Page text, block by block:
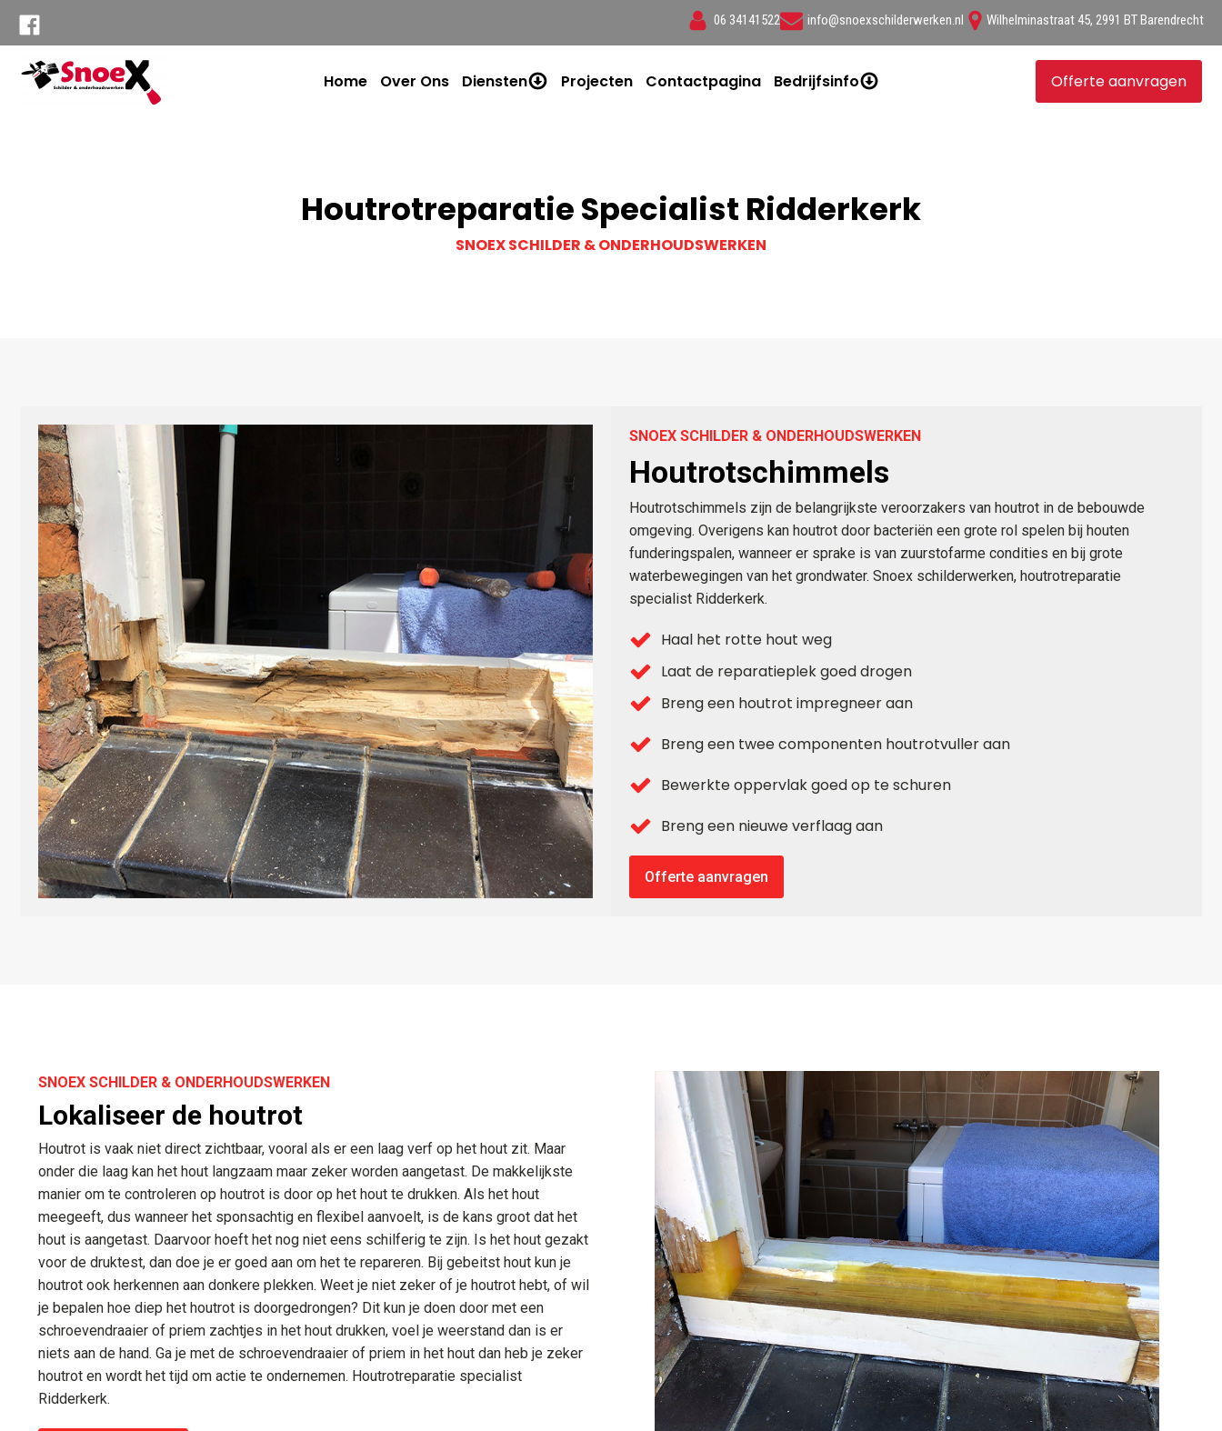
06 34141522 info@snoexschilderwerken.nl Wilhelminastraat 45, 2991 BT Barendrecht
Home Over Ons Diensten Projecten Contactpagina Bedrijfsinfo Offerte aanvragen
Houtrotreparatie Specialist Ridderkerk
SNOEX SCHILDER & ONDERHOUDSWERKEN
SNOEX SCHILDER & ONDERHOUDSWERKEN
Houtrotschimmels
Houtrotschimmels zijn de belangrijkste veroorzakers van houtrot in de bebouwde
omgeving. Overigens kan houtrot door bacteriën een grote rol spelen bij houten
funderingspalen, wanneer er sprake is van zuurstofarme condities en bij grote
waterbewegingen van het grondwater. Snoex schilderwerken, houtrotreparatie
specialist Ridderkerk.
Haal het rotte hout weg
Laat de reparatieplek goed drogen
Breng een houtrot impregneer aan
Breng een twee componenten houtrotvuller aan
Bewerkte oppervlak goed op te schuren
Breng een nieuwe verflaag aan
Offerte aanvragen
SNOEX SCHILDER & ONDERHOUDSWERKEN
Lokaliseer de houtrot
​Houtrot is vaak niet direct zichtbaar, vooral als er een laag verf op het hout zit. Maar
onder die laag kan het hout langzaam maar zeker worden aangetast. De makkelijkste
manier om te controleren op houtrot is door op het hout te drukken. Als het hout
meegeeft, dus wanneer het sponsachtig en flexibel aanvoelt, is de kans groot dat het
hout is aangetast. Daarvoor hoeft het nog niet eens schilferig te zijn. Is het hout gezakt
voor de druktest, dan doe je er goed aan om het te repareren. Bij gebeitst hout kun je
houtrot ook herkennen aan donkere plekken. Weet je niet zeker of je houtrot hebt, of wil
je bepalen hoe diep het houtrot is doorgedrongen? Dit kun je doen door met een
schroevendraaier of priem zachtjes in het hout drukken, voel je weerstand dan is er
niets aan de hand. Ga je met de schroevendraaier of priem in het hout dan heb je zeker
houtrot en wordt het tijd om actie te ondernemen. Houtrotreparatie specialist
Ridderkerk.